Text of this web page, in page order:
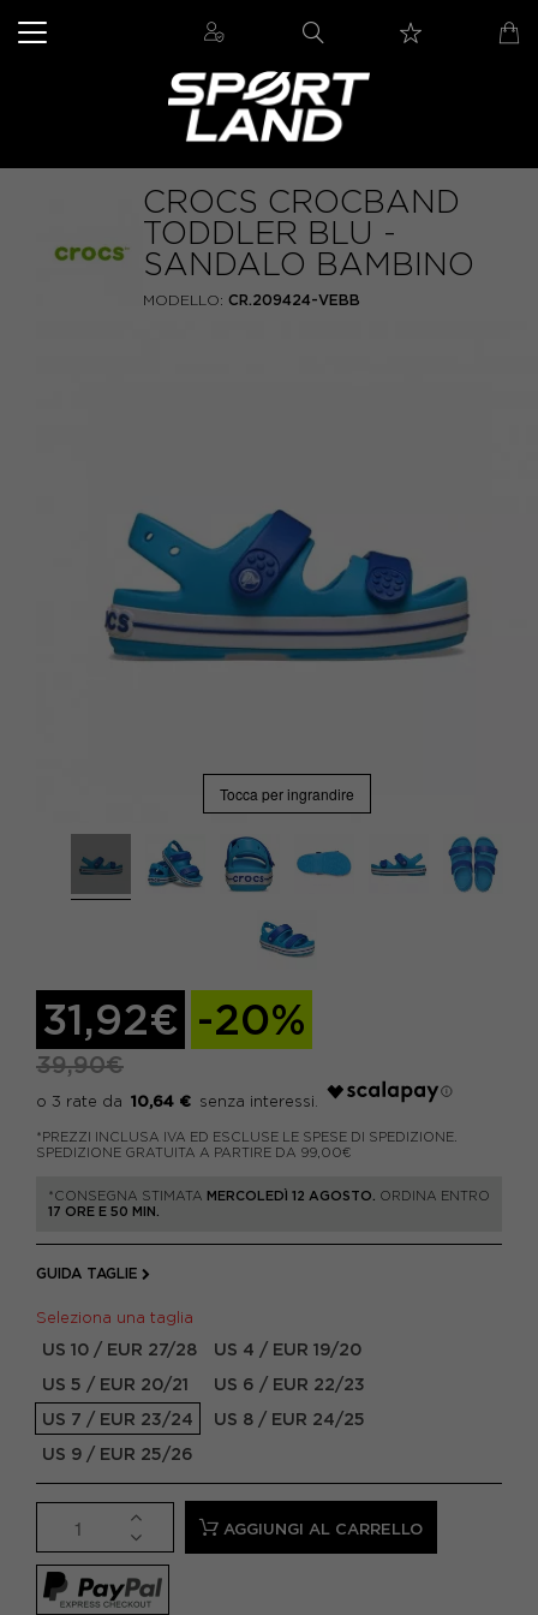
CROCS CROCBAND
TODDLER BLU -
SANDALO BAMBINO
MODELLO: CR.209424-VEBB
Tocca per ingrandire
31,92€ -20%
39,90€
10,64 €
*PREZZI INCLUSA IVA ED ESCLUSE LE SPESE DI SPEDIZIONE.
SPEDIZIONE GRATUITA A PARTIRE DA 99,00€
*CONSEGNA STIMATA MERCOLEDÌ 12 AGOSTO.
ORDINA ENTRO
17 ORE E 50 MIN.
GUIDA TAGLIE
Seleziona una taglia
US 10 / EUR 27/28
US 4 / EUR 19/20
US 5 / EUR 20/21
US 6 / EUR 22/23
US 7 / EUR 23/24
US 8 / EUR 24/25
US 9 / EUR 25/26
AGGIUNGI AL CARRELLO